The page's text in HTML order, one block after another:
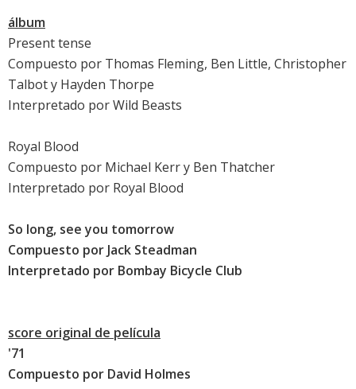
álbum
Present tense
Compuesto por Thomas Fleming, Ben Little, Christopher
Talbot y Hayden Thorpe
Interpretado por Wild Beasts
Royal Blood
Compuesto por Michael Kerr y Ben Thatcher
Interpretado por Royal Blood
So long, see you tomorrow
Compuesto por Jack Steadman
Interpretado por Bombay Bicycle Club
score original de película
'71
Compuesto por David Holmes